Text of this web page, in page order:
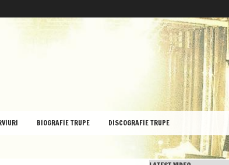
BIOGRAFIE TRUPE DISCOGRAFIE TRUPE